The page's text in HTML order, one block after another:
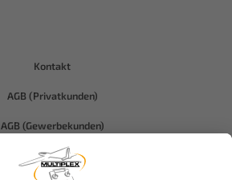
Kontakt
AGB (Privatkunden)
AGB (Gewerbekunden)
Datenschutz